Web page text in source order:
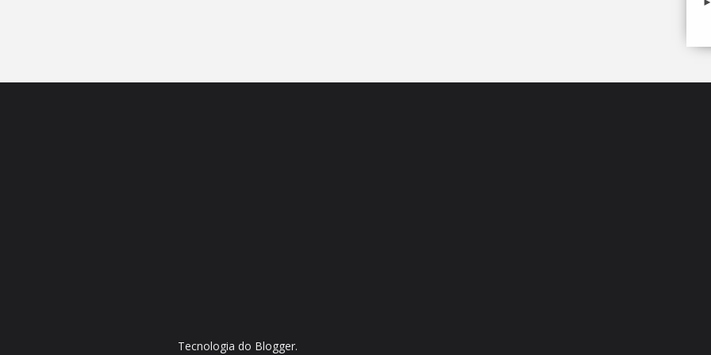
Tecnologia do Blogger.